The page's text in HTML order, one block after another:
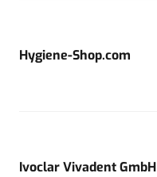
Hygiene-Shop.com
Ivoclar Vivadent GmbH